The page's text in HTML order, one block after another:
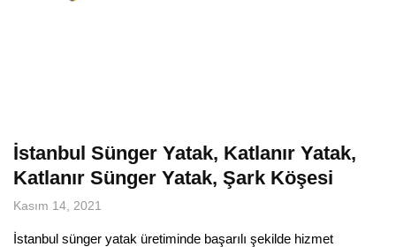
İstanbul Sünger Yatak, Katlanır Yatak,
Katlanır Sünger Yatak, Şark Köşesi
Kasım 14, 2021
İstanbul sünger yatak üretiminde başarılı şekilde hizmet